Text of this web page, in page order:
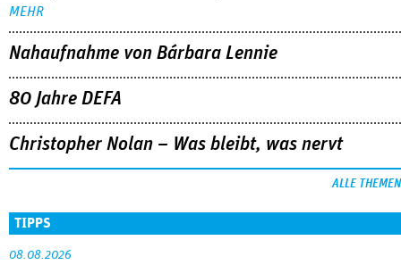
MEHR
Nahaufnahme von Bárbara Lennie
80 Jahre DEFA
Christopher Nolan – Was bleibt, was nervt
ALLE THEMEN
TIPPS
08.08.2026